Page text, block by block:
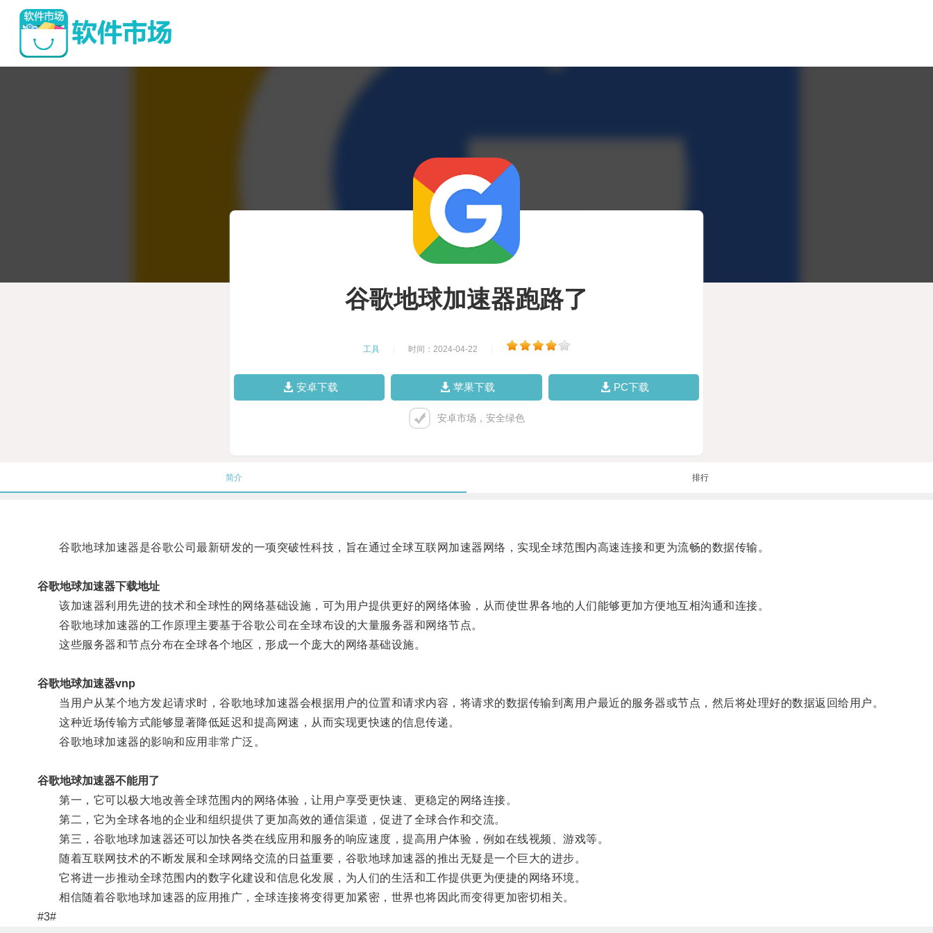
谷歌地球加速器跑路了
工具 时间：2024-04-22
安卓下载 苹果下载 PC下载
安卓市场，安全绿色
简介 排行
谷歌地球加速器是谷歌公司最新研发的一项突破性科技，旨在通过全球互联网加速器网络，实现全球范围内高速连接和更为流畅的数据传输。
谷歌地球加速器下载地址
该加速器利用先进的技术和全球性的网络基础设施，可为用户提供更好的网络体验，从而使世界各地的人们能够更加方便地互相沟通和连接。
谷歌地球加速器的工作原理主要基于谷歌公司在全球布设的大量服务器和网络节点。
这些服务器和节点分布在全球各个地区，形成一个庞大的网络基础设施。
谷歌地球加速器vnp
当用户从某个地方发起请求时，谷歌地球加速器会根据用户的位置和请求内容，将请求的数据传输到离用户最近的服务器或节点，然后将处理好的数据返回给用户。
这种近场传输方式能够显著降低延迟和提高网速，从而实现更快速的信息传递。
谷歌地球加速器的影响和应用非常广泛。
谷歌地球加速器不能用了
第一，它可以极大地改善全球范围内的网络体验，让用户享受更快速、更稳定的网络连接。
第二，它为全球各地的企业和组织提供了更加高效的通信渠道，促进了全球合作和交流。
第三，谷歌地球加速器还可以加快各类在线应用和服务的响应速度，提高用户体验，例如在线视频、游戏等。
随着互联网技术的不断发展和全球网络交流的日益重要，谷歌地球加速器的推出无疑是一个巨大的进步。
它将进一步推动全球范围内的数字化建设和信息化发展，为人们的生活和工作提供更为便捷的网络环境。
相信随着谷歌地球加速器的应用推广，全球连接将变得更加紧密，世界也将因此而变得更加密切相关。
#3#